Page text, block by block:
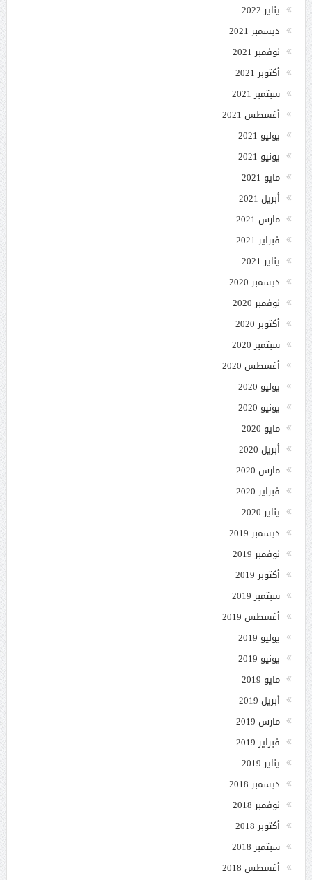
يناير 2022
ديسمبر 2021
نوفمبر 2021
أكتوبر 2021
سبتمبر 2021
أغسطس 2021
يوليو 2021
يونيو 2021
مايو 2021
أبريل 2021
مارس 2021
فبراير 2021
يناير 2021
ديسمبر 2020
نوفمبر 2020
أكتوبر 2020
سبتمبر 2020
أغسطس 2020
يوليو 2020
يونيو 2020
مايو 2020
أبريل 2020
مارس 2020
فبراير 2020
يناير 2020
ديسمبر 2019
نوفمبر 2019
أكتوبر 2019
سبتمبر 2019
أغسطس 2019
يوليو 2019
يونيو 2019
مايو 2019
أبريل 2019
مارس 2019
فبراير 2019
يناير 2019
ديسمبر 2018
نوفمبر 2018
أكتوبر 2018
سبتمبر 2018
أغسطس 2018